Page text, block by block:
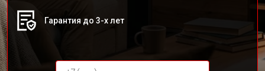
Гарантия до 3-х лет